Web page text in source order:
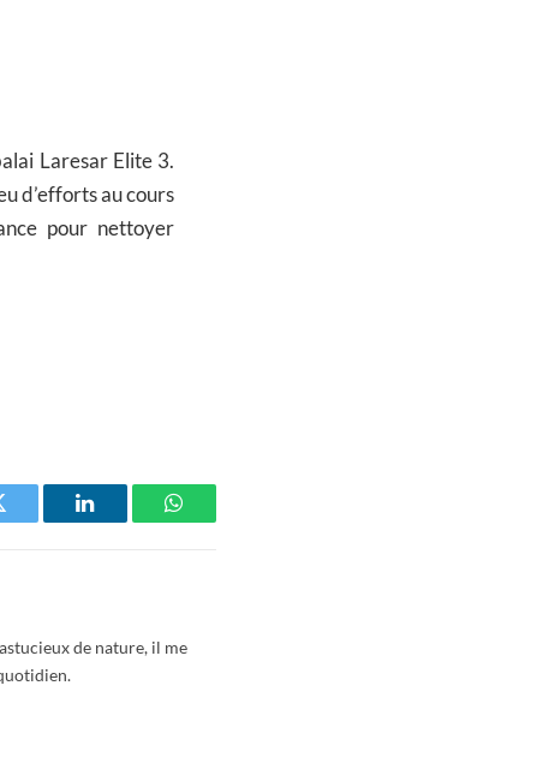
Laresar Elite 3.
d’efforts au cours
pour nettoyer
LinkedIn WhatsApp
de nature, il me